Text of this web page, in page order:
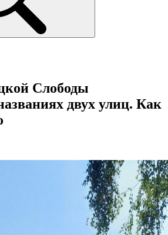
Слободы
двух улиц. Как